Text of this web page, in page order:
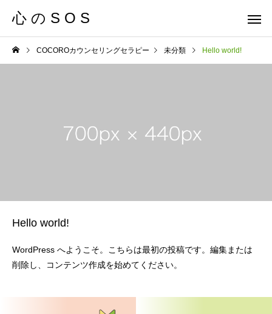
心 の S O S
COCOROカウンセリングセラピー 未分類 Hello world!
Hello world!
WordPress へようこそ。こちらは最初の投稿です。編集または
削除し、コンテンツ作成を始めてください。